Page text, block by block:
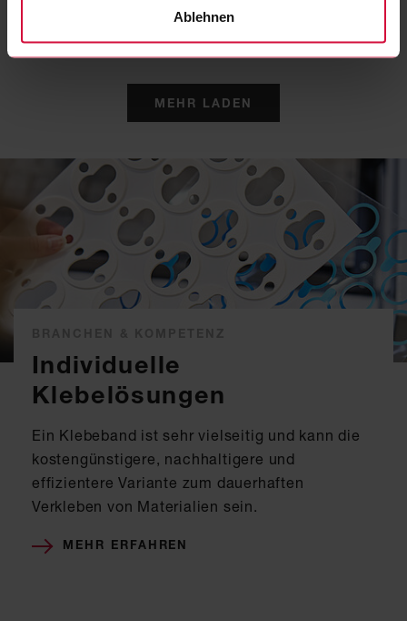
Ablehnen
MEHR LADEN
Individuelle
Klebelösungen
Ein Klebeband ist sehr vielseitig und kann die
kostengünstigere, nachhaltigere und
effizientere Variante zum dauerhaften
Verkleben von Materialien sein.
MEHR ERFAHREN